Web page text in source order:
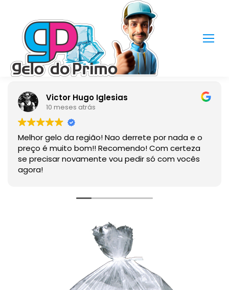
Iglesias
atrás
região! Nao derrete por nada e o
Recomendo! Com certeza
vou pedir só com vocês
Produto de